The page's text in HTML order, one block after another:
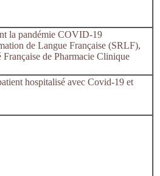
la pandémie COVID-19
de Langue Française (SRLF),
de Pharmacie Clinique
hospitalisé avec Covid-19 et